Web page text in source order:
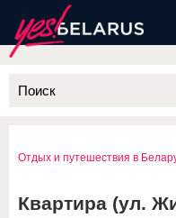
Отдых и путешествия в
Квартира (ул.